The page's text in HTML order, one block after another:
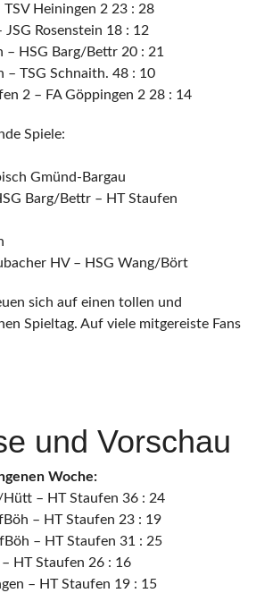
Heiningen 2 23 : 28
Rosenstein 18 : 12
– HSG Barg/Bettr 20 : 21
– TSG Schnaith. 48 : 10
2 – FA Göppingen 2 28 : 14
Spiele:
Gmünd-Bargau
Barg/Bettr – HT Staufen
HV – HSG Wang/Bört
sich auf einen tollen und
Spieltag. Auf viele mitgereiste Fans
und Vorschau
Woche:
– HT Staufen 36 : 24
– HT Staufen 23 : 19
– HT Staufen 31 : 25
HT Staufen 26 : 16
– HT Staufen 19 : 15